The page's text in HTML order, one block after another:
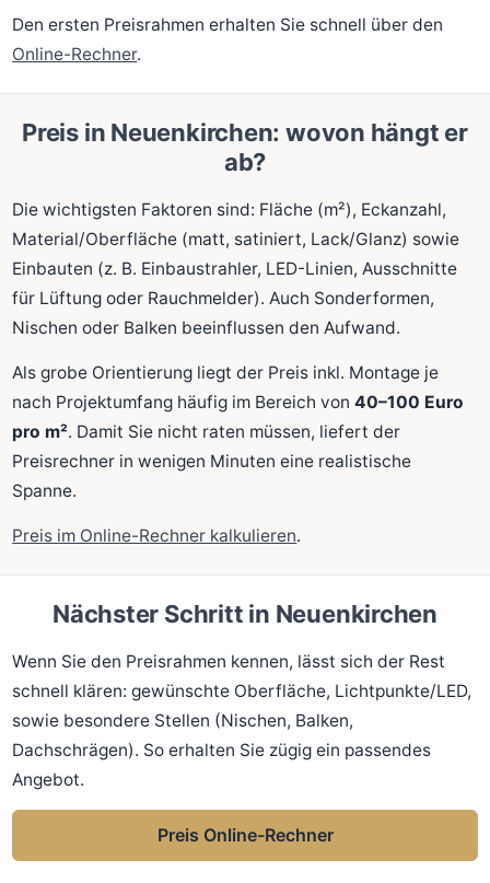
Den ersten Preisrahmen erhalten Sie schnell über den
Online-Rechner.
Preis in Neuenkirchen: wovon hängt er
ab?
Die wichtigsten Faktoren sind: Fläche (m²), Eckanzahl,
Material/Oberfläche (matt, satiniert, Lack/Glanz) sowie
Einbauten (z. B. Einbaustrahler, LED-Linien, Ausschnitte
für Lüftung oder Rauchmelder). Auch Sonderformen,
Nischen oder Balken beeinflussen den Aufwand.
Als grobe Orientierung liegt der Preis inkl. Montage je
nach Projektumfang häufig im Bereich von40–100 Euro
pro m². Damit Sie nicht raten müssen, liefert der
Preisrechner in wenigen Minuten eine realistische
Spanne.
Preis im Online-Rechner kalkulieren.
Nächster Schritt in Neuenkirchen
Wenn Sie den Preisrahmen kennen, lässt sich der Rest
schnell klären: gewünschte Oberfläche, Lichtpunkte/LED,
sowie besondere Stellen (Nischen, Balken,
Dachschrägen). So erhalten Sie zügig ein passendes
Angebot.
Preis Online-Rechner